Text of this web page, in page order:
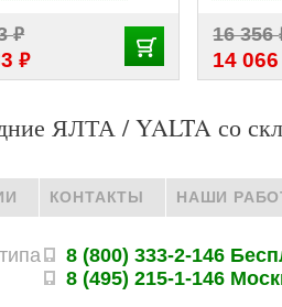
₽
₽
16 356
14
ЯЛТА / YALTA со
КОНТАКТЫ НАШИ
8 (800) 333-2-146
8 (495) 215-1-146